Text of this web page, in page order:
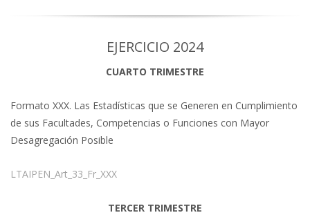
EJERCICIO 2024
CUARTO TRIMESTRE
Formato XXX. Las Estadísticas que se Generen en Cumplimiento
de sus Facultades, Competencias o Funciones con Mayor
Desagregación Posible
LTAIPEN_Art_33_Fr_XXX
TERCER TRIMESTRE